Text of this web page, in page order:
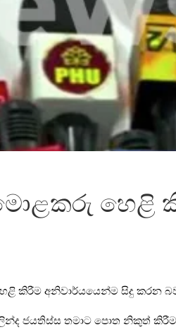
මොළකරු හෙළි
කිරීම අනිවාර්යයෙන්ම සිදු
ජයතිස්ස තමාට පොත නිකුත්